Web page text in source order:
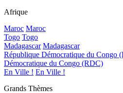
Afrique
Maroc Maroc
Togo Togo
Madagascar Madagascar
République Démocratique du Congo
Démocratique du Congo (RDC)
En Ville ! En Ville !
Grands Thèmes